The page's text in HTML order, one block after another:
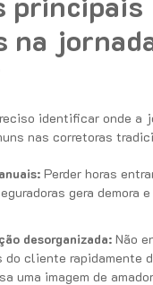
na
identificar onde a
nas corretoras
Perder horas
gera demora
desorganizada: Não
do cliente rapidamente
uma imagem de